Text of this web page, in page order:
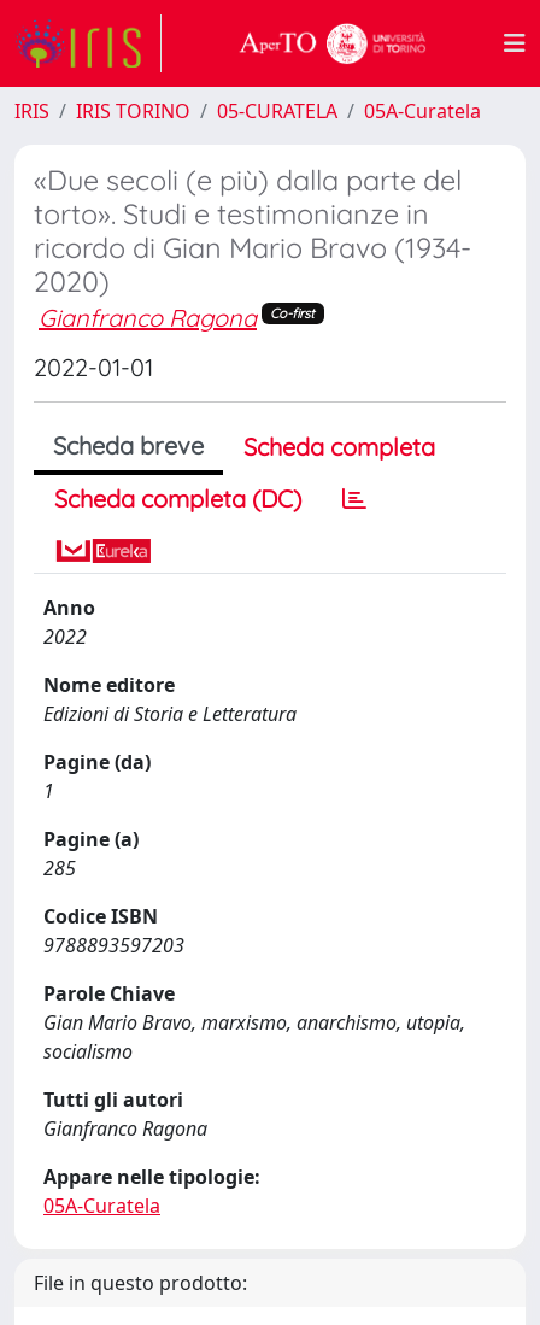
IRIS IRIS TORINO 05-CURATELA 05A-Curatela
«Due secoli (e più) dalla parte del
torto». Studi e testimonianze in
ricordo di Gian Mario Bravo (1934-
2020)
Gianfranco Ragona Co-first
2022-01-01
Scheda breve
Scheda completa
Scheda completa (DC)
Anno
2022
Nome editore
Edizioni di Storia e Letteratura
Pagine (da)
1
Pagine (a)
285
Codice ISBN
9788893597203
Parole Chiave
Gian Mario Bravo, marxismo, anarchismo, utopia,
socialismo
Tutti gli autori
Gianfranco Ragona
Appare nelle tipologie:
05A-Curatela
File in questo prodotto: